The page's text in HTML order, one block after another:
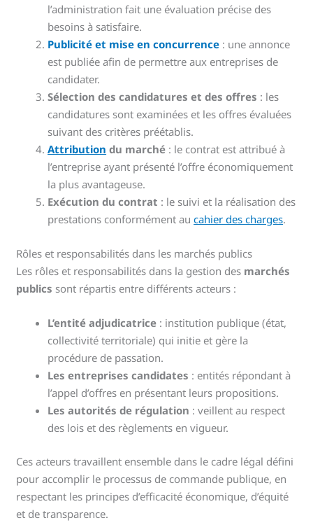
l’administration fait une évaluation précise des
besoins à satisfaire.
Publicité et mise en concurrence : une annonce
est publiée afin de permettre aux entreprises de
candidater.
Sélection des candidatures et des offres : les
candidatures sont examinées et les offres évaluées
suivant des critères préétablis.
Attribution du marché : le contrat est attribué à
l’entreprise ayant présenté l’offre économiquement
la plus avantageuse.
Exécution du contrat : le suivi et la réalisation des
prestations conformément aucahier des charges.
Rôles et responsabilités dans les marchés publics
Les rôles et responsabilités dans la gestion des marchés
publics sont répartis entre différents acteurs :
L’entité adjudicatrice : institution publique (état,
collectivité territoriale) qui initie et gère la
procédure de passation.
Les entreprises candidates : entités répondant à
l’appel d’offres en présentant leurs propositions.
Les autorités de régulation : veillent au respect
des lois et des règlements en vigueur.
Ces acteurs travaillent ensemble dans le cadre légal défini
pour accomplir le processus de commande publique, en
respectant les principes d’efficacité économique, d’équité
et de transparence.